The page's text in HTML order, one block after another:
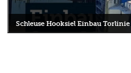
Schleuse Hooksiel Einbau